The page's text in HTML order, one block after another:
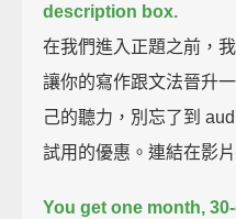
description box.
在我們進入正題之前，
讓你的寫作跟文法晉升
己的聽力，別忘了到
試用的優惠。連結在影
You get one month,